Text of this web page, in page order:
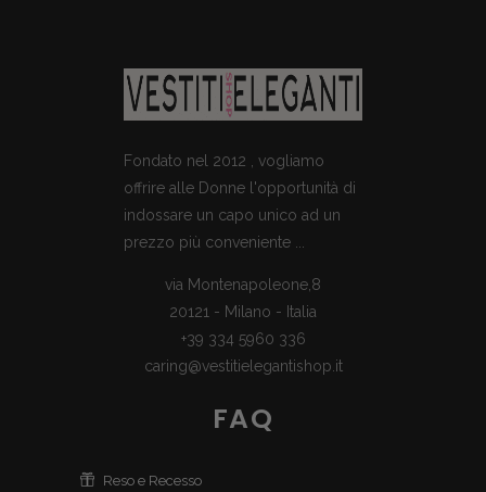
Fondato nel 2012 , vogliamo
offrire alle Donne l'opportunità di
indossare un capo unico ad un
prezzo più conveniente ...
via Montenapoleone,8
20121 - Milano - Italia
+39 334 5960 336
caring@vestitielegantishop.it
FAQ
Reso e Recesso